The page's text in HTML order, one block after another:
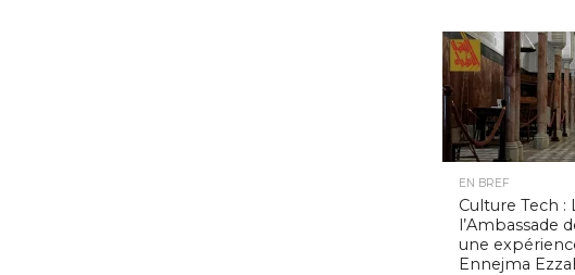
EN BREF
Culture Tech :
l’Ambassade
une
Ennejma